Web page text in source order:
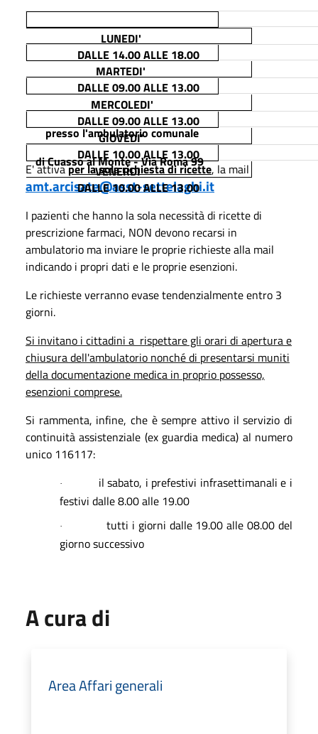
LUNEDI'
DALLE 14.00 ALLE 18.00
MARTEDI'
DALLE 09.00 ALLE 13.00
MERCOLEDI'
presso l'ambulatorio comunale
di Cuasso al Monte - Via Roma 99
DALLE 09.00 ALLE 13.00
GIOVEDI'
DALLE 10.00 ALLE 13.00
VENERDI'
DALLE 10.00 ALLE 13.00
E' attivaper la sola richiesta di ricette, la mail
amt.arcisate@asst-settelaghi.it
I pazienti che hanno la sola necessità di ricette di
prescrizione farmaci, NON devono recarsi in
ambulatorio ma inviare le proprie richieste alla mail
indicando i propri dati e le proprie esenzioni.
Le richieste verranno evase tendenzialmente entro 3
giorni.
Si invitano i cittadini a rispettare gli orari di apertura e
chiusura dell'ambulatorio nonché di presentarsi muniti
della documentazione medica in proprio possesso,
esenzioni comprese.
Si rammenta, infine, che è sempre attivo il servizio di
continuità assistenziale (ex guardia medica) al numero
unico 116117:
·
il sabato, i prefestivi infrasettimanali e i
festivi dalle 8.00 alle 19.00
·
tutti i giorni dalle 19.00 alle 08.00 del
giorno successivo
A cura di
Area Affari generali